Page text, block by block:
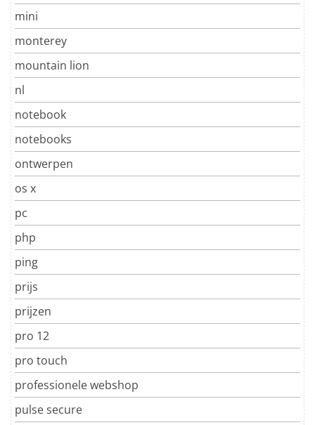
mini
monterey
mountain lion
nl
notebook
notebooks
ontwerpen
os x
pc
php
ping
prijs
prijzen
pro 12
pro touch
professionele webshop
pulse secure